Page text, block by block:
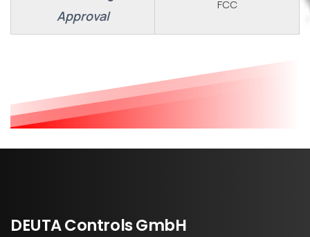
Approval
FCC
DEUTAControlsGmbH